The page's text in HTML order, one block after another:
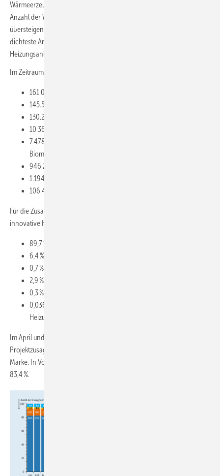
Wärmeerzeuger oder für mehrere Wärmeerzeuger gleichzeitig. Die
Anzahl der Wärmeerzeuger kann dadurch die Anzahl der Zusagen
übersteigen. Die „Anzahl der Zusagen ohne Zusatzanträge“ dürfte die
dichteste Annäherung an die Anzahl der involvierten
Heizungsanlagen sein.
Im Zeitraum 01.01. bis 31.05.2026 wurden erteilt:
161.034 Zusagen ohne Zusatzanträge
145.543 Zusagen für Wärmepumpen (WP)
130.228 Zusagen mit Effizienzbonus (nur WP)
10.367 Zusagen für Biomasse-Heizungen
7.478 Zusagen mit Emissionsminderungszuschlag (nur
Biomasse)
946 Zusagen für Solarthermie
1.194 Zusagen für Wärmenetzanschlüsse und
106.458 Zusagen mit Klimageschwindigkeits-Bonus
Für die Zusagen (ohne Brennstoffzellenheizungen und ohne
innovative Heiztechnik) ergibt sich folgende Wärmeerzeugerstruktur:
89,7 % der Zusagen entfallen auf Wärmepumpen
6,4 % der Zusagen entfallen auf Biomasse-Heizungen
0,7 % der Zusagen entfallen auf Solarthermie-Anlagen
2,9 % der Zusagen entfallen auf Wärmenetz-Anschlüsse
0,3 % der Zusagen entfallen auf Gebäudenetz-Anschlüsse und
0,036 % der Zusagen entfallen auf wasserstofffähige Gas-
Heizungen
Im April und Mai 2026 liegen Wärmepumpen erstmals bei den
Projektzusagen nach Wärmeerzeugern mit 90,4 % über der 90-%-
Marke. In Vorjahresmonaten ergaben sich Anteil von 82,9 % und
83,4 %.